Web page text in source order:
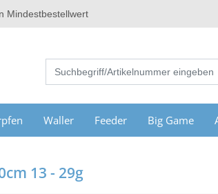
Mindestbestellwert
Waller Feeder Big Game
13 - 29g